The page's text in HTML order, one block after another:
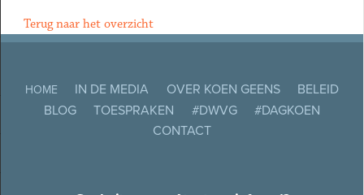
Terug naar het overzicht
HOME IN DE MEDIA OVER KOEN GEENS
BELEID
BLOG
TOESPRAKEN #DWVG
#DAGKOEN
CONTACT